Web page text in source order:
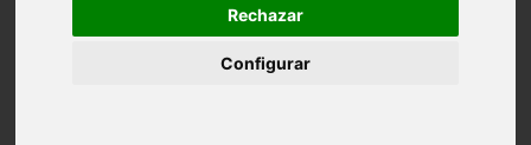
Rechazar
Configurar